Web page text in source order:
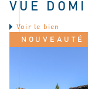
VUE
Voir le bien
NOUVEAUTÉ